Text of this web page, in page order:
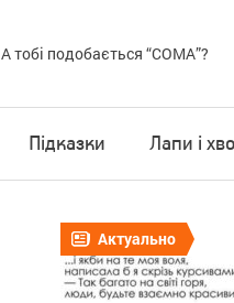
А тобі подобається “COMA”?
Підказки Лапи і
Актуально